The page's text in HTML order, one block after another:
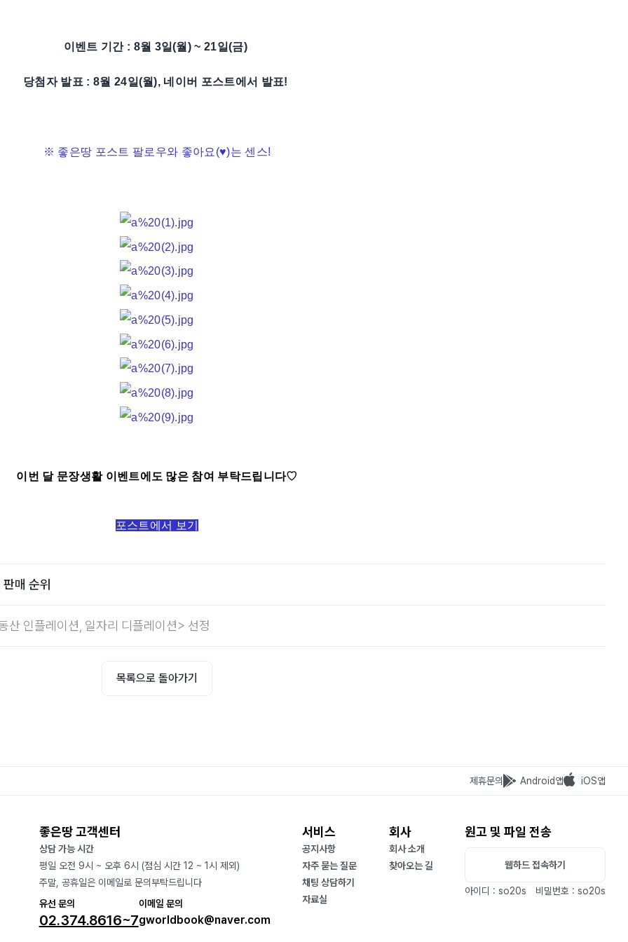
이벤트 기간 : 8월 3일(월) ~ 21일(금)
당첨자 발표 : 8월 24일(월), 네이버 포스트에서 발표!
※ 좋은땅 포스트 팔로우와 좋아요(♥)는 센스!
이번 달 문장생활 이벤트에도 많은 참여 부탁드립니다♡
포스트에서 보기
매 순위
인플레이션, 일자리 디플레이션> 선정
목록으로 돌아가기
제휴문의 Android앱 iOS앱
좋은땅 고객센터
상담 가능 시간
평일 오전 9시 ~ 오후 6시 (점심 시간 12 ~ 1시 제외)
주말, 공휴일은 이메일로 문의부탁드립니다
유선 문의
02.374.8616~7
이메일 문의
gworldbook@naver.com
서비스
공지사항
자주 묻는 질문
채팅 상담하기
자료실
회사
회사 소개
찾아오는 길
원고 및 파일 전송
웹하드 접속하기
아이디 : so20s 비밀번호 : so20s